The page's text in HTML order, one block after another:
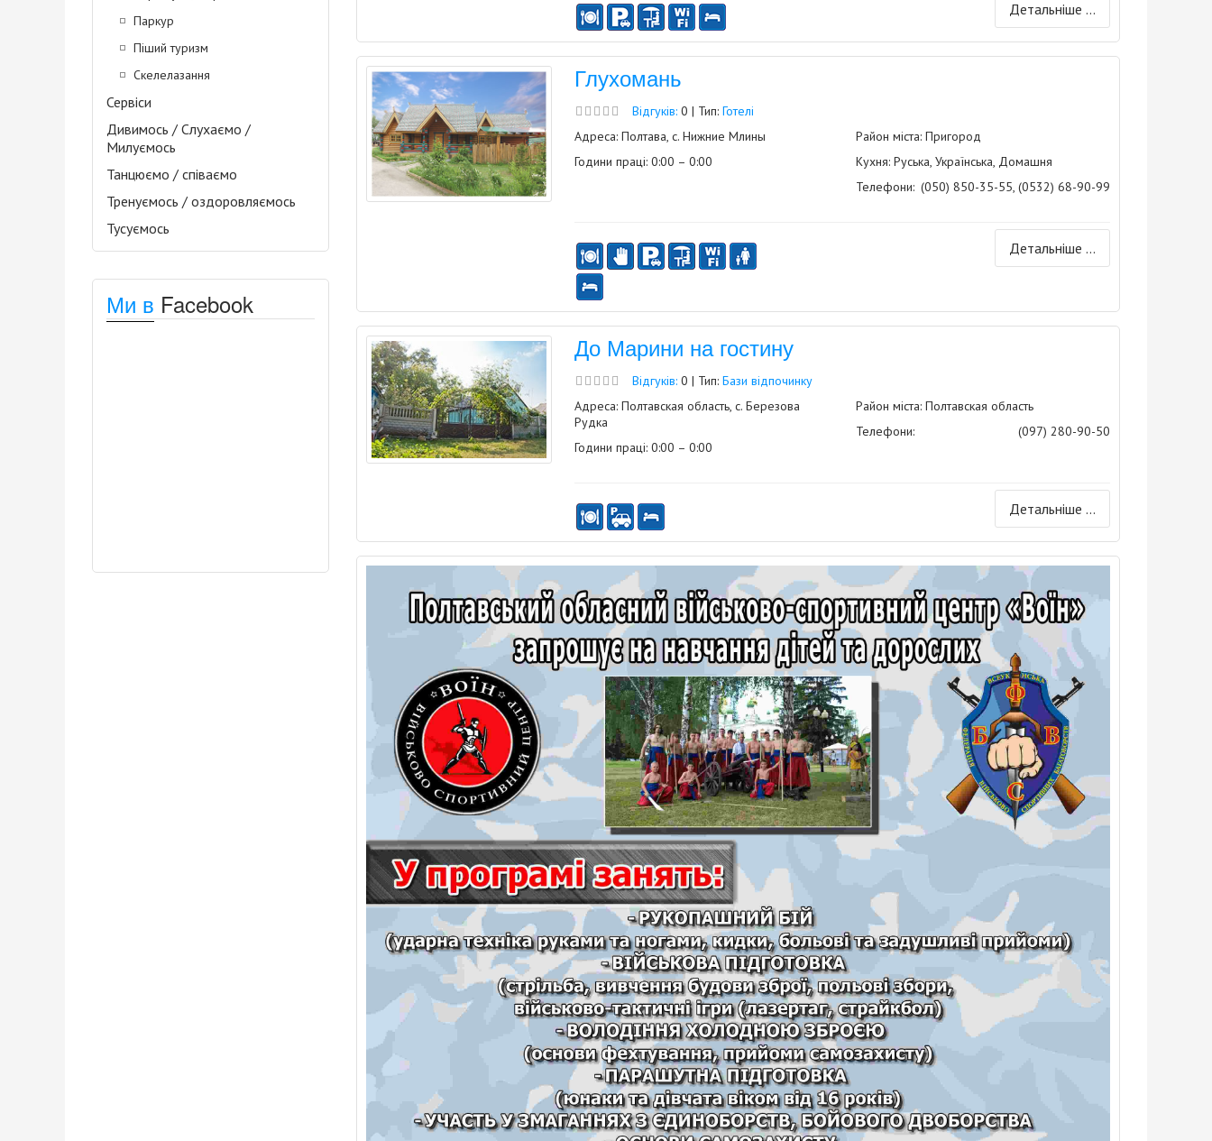
Паркур
Піший туризм
Скелелазання
Сервіси
Дивимось / Слухаємо /
Милуємось
Танцюємо / співаємо
Тренуємось / оздоровляємось
Тусуємось
Ми в Facebook
Детальніше ...
Глухомань
Відгуків:0 | Тип: Готелі
Адреса: Полтава, с. Нижние Млины
Години праці: 0:00 – 0:00
Район міста: Пригород
Кухня: Руська, Українська, Домашня
Телефони: (050) 850-35-55, (0532) 68-90-99
Детальніше ...
До Марини на гостину
Відгуків:0 | Тип: Бази відпочинку
Адреса: Полтавская область, с. Березова
Рудка
Години праці: 0:00 – 0:00
Район міста: Полтавская область
Телефони:
(097) 280-90-50
Детальніше ...